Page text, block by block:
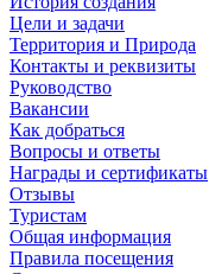
Цели и задачи
Территория и Природа
Контакты и реквизиты
Руководство
Вакансии
Как добраться
Вопросы и ответы
Награды и сертификаты
Отзывы
Туристам
Общая информация
Правила посещения